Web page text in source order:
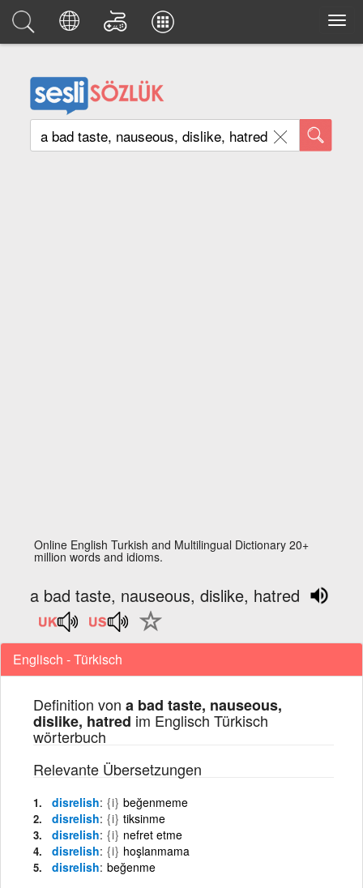
Online English Turkish and Multilingual Dictionary 20+
million words and idioms.
a bad taste, nauseous, dislike, hatred
Englisch - Türkisch
Definition von a bad taste, nauseous,
dislike, hatred im Englisch Türkisch
wörterbuch
Relevante Übersetzungen
disrelish {i} beğenmeme
disrelish {i} tiksinme
disrelish {i} nefret etme
disrelish {i} hoşlanmama
disrelish beğenme